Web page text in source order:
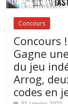
Concours
Concours !
Gagne
du jeu
Arrog,
codes en